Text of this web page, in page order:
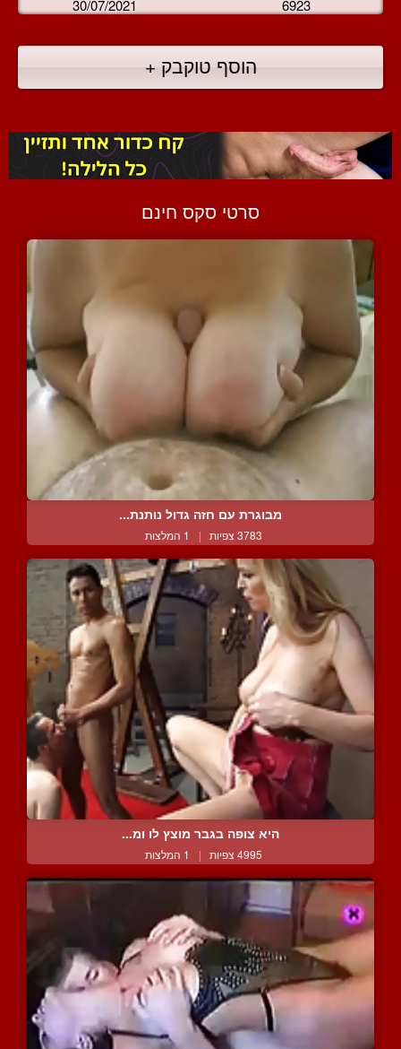
30/07/2021 6923
הוסף טוקבק +
סרטי סקס חינם
מבוגרת עם חזה גדול נותנת...
3783 צפיות | 1 המלצות
היא צופה בגבר מוצץ לו ומ...
4995 צפיות | 1 המלצות